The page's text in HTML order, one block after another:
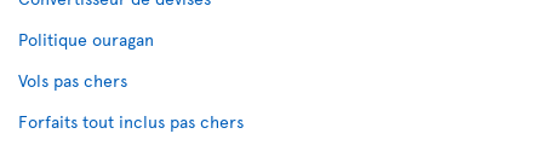
Politique ouragan
Vols pas chers
Forfaits tout inclus pas chers